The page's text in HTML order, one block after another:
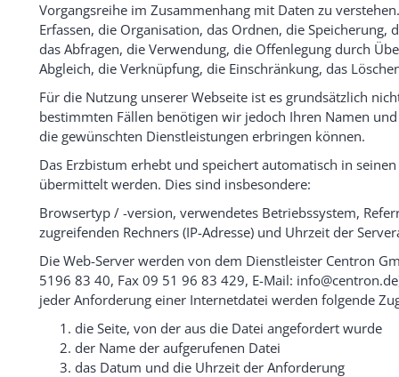
Vorgangsreihe im Zusammenhang mit Daten zu
Erfassen, die Organisation, das Ordnen, die Speicherung,
das Abfragen, die Verwendung, die Offenlegung durch
Abgleich, die Verknüpfung, die Einschränkung, das
Für die Nutzung unserer Webseite ist es grundsätzlich
bestimmten Fällen benötigen wir jedoch Ihren Namen
die gewünschten Dienstleistungen erbringen können.
Das Erzbistum erhebt und speichert automatisch in
übermittelt werden. Dies sind insbesondere:
Browsertyp / -version, verwendetes Betriebssystem,
zugreifenden Rechners (IP-Adresse) und Uhrzeit der
Die Web-Server werden von dem Dienstleister Centron
5196 83 40, Fax 09 51 96 83 429, E-Mail:
jeder Anforderung einer Internetdatei werden folgende
die Seite, von der aus die Datei angefordert wurde
der Name der aufgerufenen Datei
das Datum und die Uhrzeit der Anforderung